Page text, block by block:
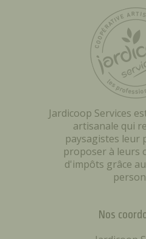
Jardicoop Services
artisanale qui
paysagistes leur
proposer à leurs
d'impôts grâce
Nos